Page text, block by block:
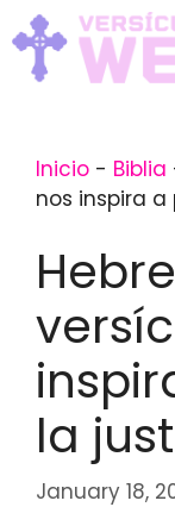
Skip
to
content
Inicio - Biblia
nos inspira
la
January 18,